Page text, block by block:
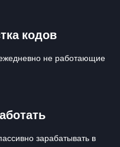
кодов
не работающие
зарабатывать в